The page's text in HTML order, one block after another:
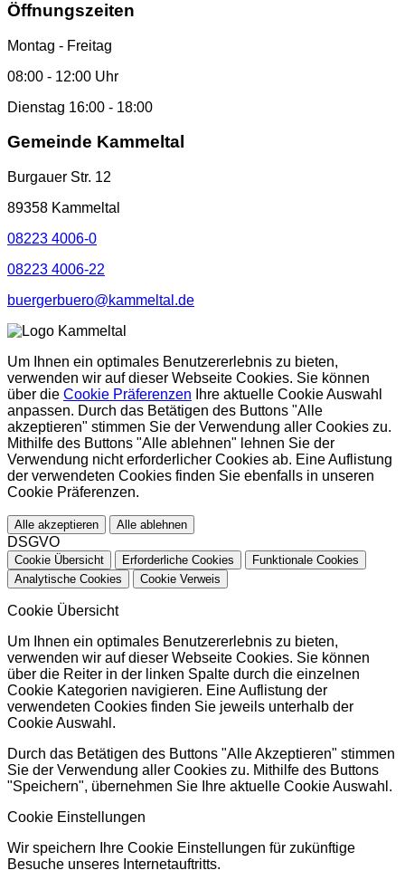
Öffnungszeiten
Montag - Freitag
08:00 - 12:00 Uhr
Dienstag 16:00 - 18:00
Gemeinde Kammeltal
Burgauer Str. 12
89358 Kammeltal
08223 4006-0
08223 4006-22
buergerbuero@kammeltal.de
Um Ihnen ein optimales Benutzererlebnis zu bieten,
verwenden wir auf dieser Webseite Cookies. Sie können
über die Cookie Präferenzen Ihre aktuelle Cookie Auswahl
anpassen. Durch das Betätigen des Buttons "Alle
akzeptieren" stimmen Sie der Verwendung aller Cookies zu.
Mithilfe des Buttons "Alle ablehnen" lehnen Sie der
Verwendung nicht erforderlicher Cookies ab. Eine Auflistung
der verwendeten Cookies finden Sie ebenfalls in unseren
Cookie Präferenzen.
Alle akzeptieren Alle ablehnen
DSGVO
Cookie Übersicht Erforderliche Cookies
Funktionale Cookies
Analytische Cookies
Cookie Verweis
Cookie Übersicht
Um Ihnen ein optimales Benutzererlebnis zu bieten,
verwenden wir auf dieser Webseite Cookies. Sie können
über die Reiter in der linken Spalte durch die einzelnen
Cookie Kategorien navigieren. Eine Auflistung der
verwendeten Cookies finden Sie jeweils unterhalb der
Cookie Auswahl.
Durch das Betätigen des Buttons "Alle Akzeptieren" stimmen
Sie der Verwendung aller Cookies zu. Mithilfe des Buttons
"Speichern", übernehmen Sie Ihre aktuelle Cookie Auswahl.
Cookie Einstellungen
Wir speichern Ihre Cookie Einstellungen für zukünftige
Besuche unseres Internetauftritts.